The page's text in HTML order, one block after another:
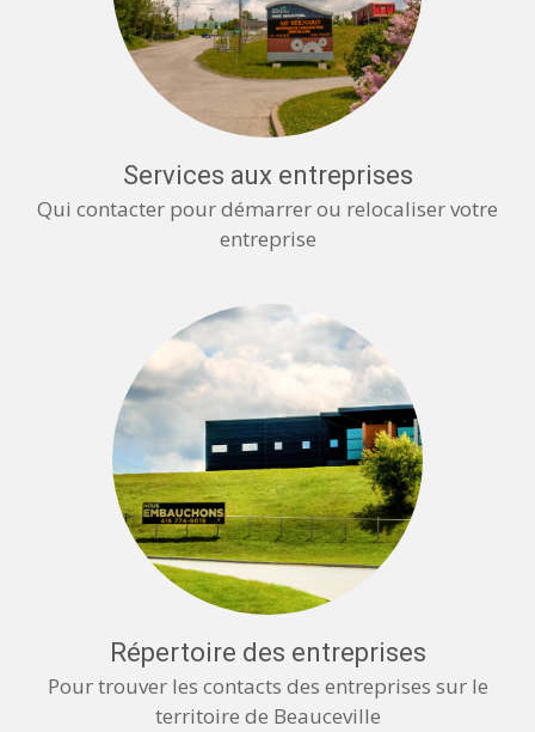
Services aux entreprises
Qui contacter pour démarrer ou relocaliser votre
entreprise
Répertoire des entreprises
Pour trouver les contacts des entreprises sur le
territoire de Beauceville